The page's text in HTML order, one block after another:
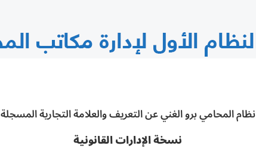
نظام المحامي برو الغني عن التعريف والعلامة التجارية المسجلة
نسخة الإدارات القانونية